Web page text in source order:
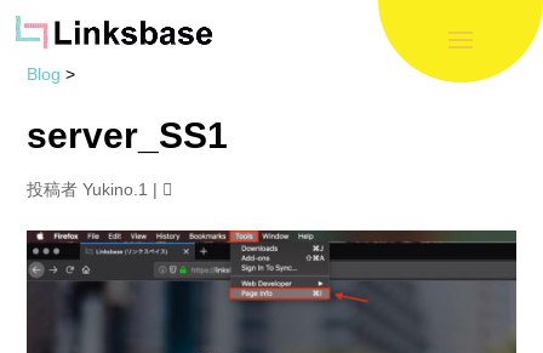
Blog >
server_SS1
投稿者Yukino.1 |